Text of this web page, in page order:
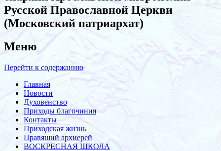
Русской Православной Церкви
(Московский патриархат)
Меню
Перейти к содержанию
Главная
Новости
Духовенство
Приходы благочиния
Контакты
Приходская жизнь
Правящий архиерей
ВОСКРЕСНАЯ ШКОЛА